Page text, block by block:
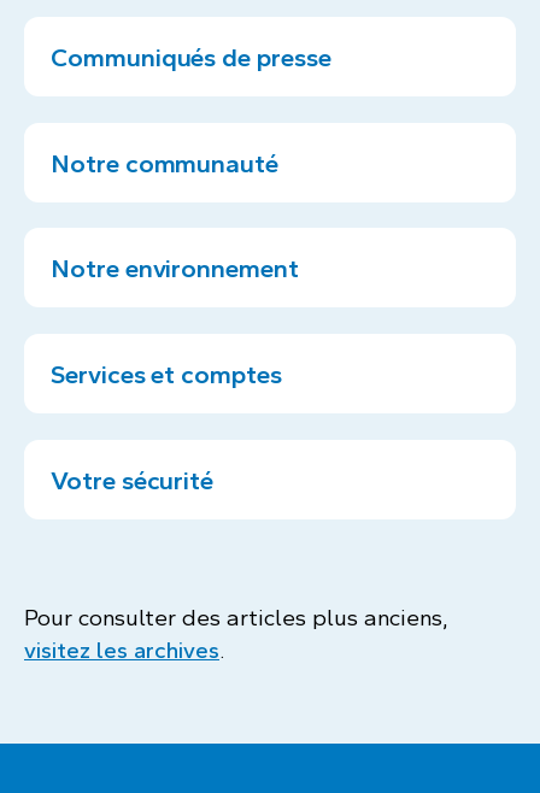
Communiqués de presse
Notre communauté
Notre environnement
Services et comptes
Votre sécurité
Pour consulter des articles plus anciens,
visitez les archives.